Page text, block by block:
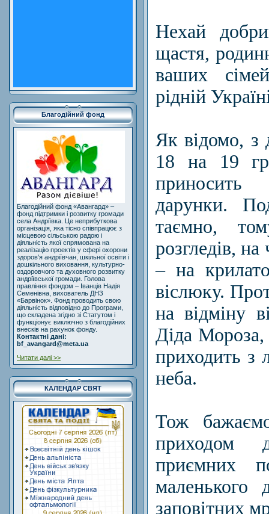
Благодійний фонд
Благодійний фонд «Авангард» –
фонд підтримки і розвитку громади
села Андріївка. Це неприбуткова
організація, яка тісно співпрацює з
місцевою сільською радою і
діяльність якої спрямована на
реалізацію проектів у сфері охорони
здоров'я андріївчан, шкільної освіти і
дошкільного виховання, культурно-
оздоровчого та духовного розвитку
андріївської громади. Голова
правління фондом – Іванців Надія
Семенівна, вихователь ДНЗ
«Барвінок». Фонд проводить свою
діяльність відповідно до Програми,
що складена згідно зі Статутом і
функціонує виключно з благодійних
внесків на рахунок фонду.
Контактні дані:
bf_avangard@meta.ua
Читати далі >>
КАЛЕНДАР СВЯТ
Нехай
щастя,
ваших
рідній
Як відомо, з
18 на 19
дарунки.
таємно,
розгледів,
– на
віслюку.
на відміну
Діда
приходить з
неба.
Тож
приходом
приємних
маленького
заповітних